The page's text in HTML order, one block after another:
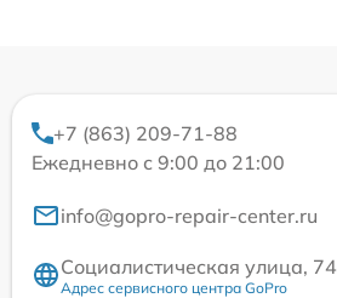
+7 (863) 209-71-88
Ежедневно с 9:00 до 21:00
info@gopro-repair-center.ru
Социалистическая улица, 74
Адрес сервисного центра GoPro